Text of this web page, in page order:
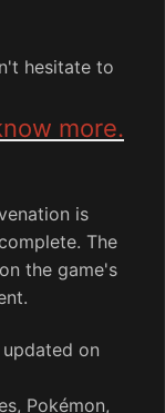
hesitate to
more.
is
The
the game's
on
Pokémon,